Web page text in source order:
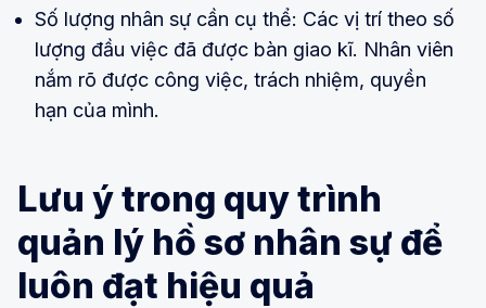
Số lượng nhân sự cần cụ thể: Các vị trí theo số
lượng đầu việc đã được bàn giao kĩ. Nhân viên
nắm rõ được công việc, trách nhiệm, quyền
hạn của mình.
Lưu ý trong quy trình
quản lý hồ sơ nhân sự để
luôn đạt hiệu quả